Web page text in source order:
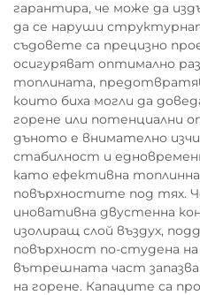
гарантира, че може да
да се наруши
съдовете са прецизно
осигуряват оптимално
топлината,
които биха могли да
горене или потенциални
дъното е внимателно
стабилност и
като ефективна
повърхностите под тях.
иновативна двустенна
изолиращ слой въздух,
повърхност по-студена
вътрешната част
на горене. Капаците са